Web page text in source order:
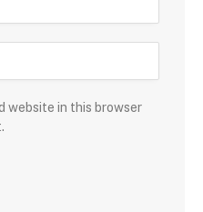
website in this browser